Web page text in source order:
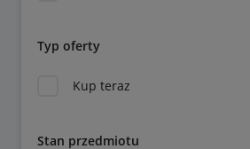
Typ oferty
Kup teraz
Stan przedmiotu